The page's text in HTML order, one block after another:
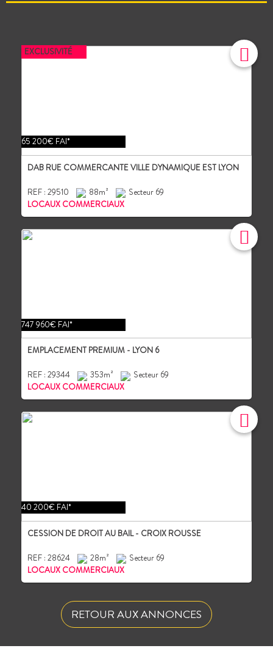
65 200€ FAI*
EXCLUSIVITÉ
DAB RUE COMMERCANTE VILLE DYNAMIQUE EST LYON
REF : 29510 88m²
Secteur 69
LOCAUX COMMERCIAUX
747 960€ FAI*
EMPLACEMENT PREMIUM - LYON 6
REF : 29344 353m²
Secteur 69
LOCAUX COMMERCIAUX
40 200€ FAI*
CESSION DE DROIT AU BAIL - CROIX ROUSSE
REF : 28624 28m²
Secteur 69
LOCAUX COMMERCIAUX
RETOUR AUX ANNONCES